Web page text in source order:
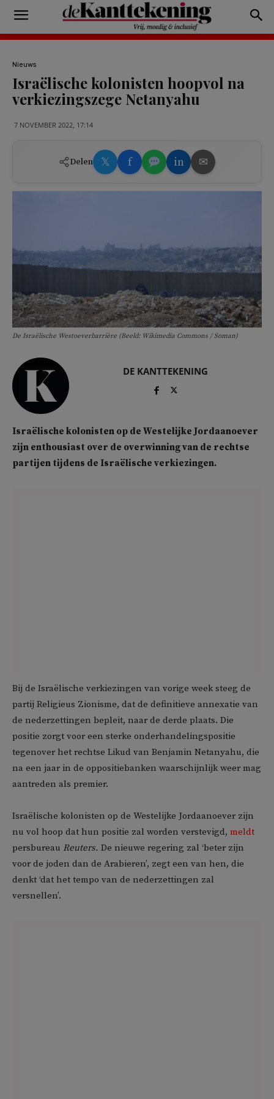
Nieuws
Israëlische kolonisten hoopvol na
verkiezingszege Netanyahu
7 NOVEMBER 2022, 17:14
Delen 𝕏 f in ✉
De Israëlische Westoeverbarrière (Beeld: Wikimedia Commons / Soman)
DE KANTTEKENING
Israëlische kolonisten op de Westelijke Jordaanoever
zijn enthousiast over de overwinning van de rechtse
partijen tijdens de Israëlische verkiezingen.
Bij de Israëlische verkiezingen van vorige week steeg de
partij Religieus Zionisme, dat de definitieve annexatie van
de nederzettingen bepleit, naar de derde plaats. Die
positie zorgt voor een sterke onderhandelingspositie
tegenover het rechtse Likud van Benjamin Netanyahu, die
na een jaar in de oppositiebanken waarschijnlijk weer mag
aantreden als premier.
Israëlische kolonisten op de Westelijke Jordaanoever zijn
nu vol hoop dat hun positie zal worden verstevigd, meldt
persbureau Reuters. De nieuwe regering zal ‘beter zijn
voor de joden dan de Arabieren’, zegt een van hen, die
denkt ‘dat het tempo van de nederzettingen zal
versnellen’.